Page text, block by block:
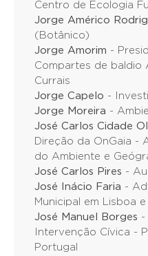
Centro de Ecologia
Jorge Américo
(Botânico)
Jorge Amorim -
Compartes de baldio
Currais
Jorge Capelo -
Jorge Moreira -
José Carlos Cidade
Direção da OnGaia -
do Ambiente e
José Carlos Pires -
José Inácio Faria -
Municipal em Lisboa
José Manuel Borges -
Intervenção Cívica -
Portugal